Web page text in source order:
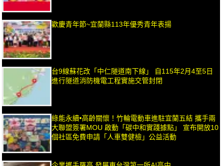
歡慶青年節~宜蘭縣113年優秀青年表揚
台9線蘇花改「中仁隧道南下線」 自115年2月4至5日
進行隧道消防機電工程實施交管封閉
綠能永續•高齡關懷！竹輪電動車進駐宜蘭五結 攜手兩
大聯盟簽署MOU 啟動「碳中和實踐據點」 宣布開放10
個社區免費申請「人車雙健檢」公益活動